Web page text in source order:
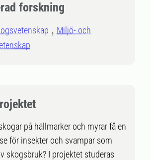
forskning
Miljö- och
på hällmarker och myrar få en
för insekter och svampar som
skogsbruk? I projektet studeras